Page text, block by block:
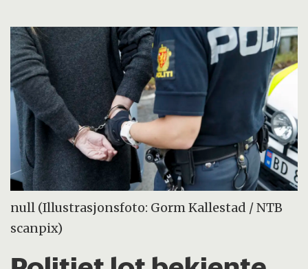
null (Illustrasjonsfoto: Gorm Kallestad / NTB
scanpix)